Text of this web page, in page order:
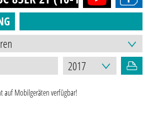
auf Mobilgeräten verfügbar!